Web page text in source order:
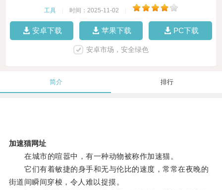
工具 时间：2025-11-02
安卓下载 苹果下载 PC下载
安卓市场，安全绿色
简介 排行
加速猫网址
在城市的喧嚣中，有一种动物被称作加速猫。
它们有着敏捷的身手和无与伦比的速度，常常在夜晚的
街道间瞬间穿梭，令人难以捉摸。